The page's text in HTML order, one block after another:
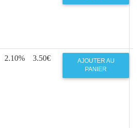
2.10% 3.50€
AJOUTER AU
PANIER